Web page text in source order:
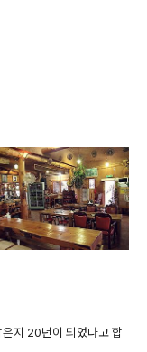
지 20년이 되었다고 합